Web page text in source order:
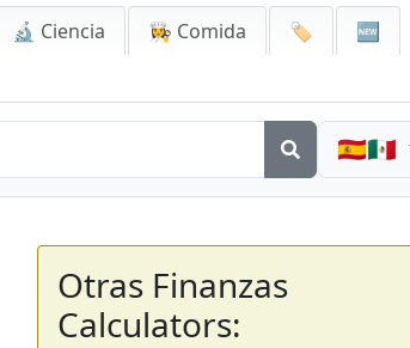
🔬 Ciencia 👩‍🍳 Comida 🏷️
🆕
🇪🇸🇲🇽
Otras Finanzas
Calculators: